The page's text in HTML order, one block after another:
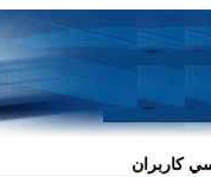
کاربران